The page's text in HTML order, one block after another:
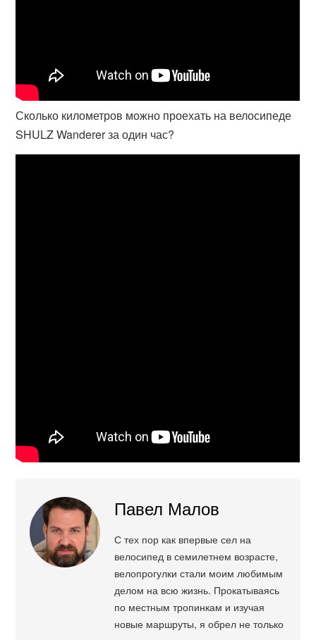
Сколько километров можно проехать на велосипеде
SHULZ Wanderer за один час?
Павел Малов
С тех пор как впервые сел на
велосипед в семилетнем возрасте,
велопрогулки стали моим любимым
делом на всю жизнь. Прокатываясь
по местным тропинкам и изучая
новые маршруты, я обрел не только